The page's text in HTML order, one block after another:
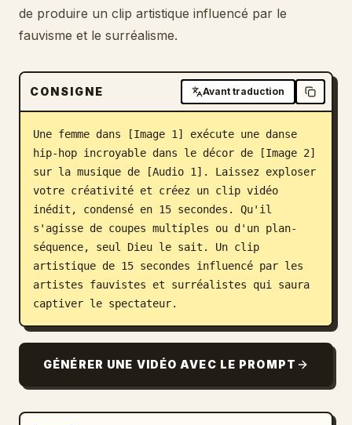
de produire un clip artistique influencé par le
fauvisme et le surréalisme.
CONSIGNE Avant traduction
Une femme dans [Image 1] exécute une danse
hip-hop incroyable dans le décor de [Image 2]
sur la musique de [Audio 1]. Laissez exploser
votre créativité et créez un clip vidéo
inédit, condensé en 15 secondes. Qu'il
s'agisse de coupes multiples ou d'un plan-
séquence, seul Dieu le sait. Un clip
artistique de 15 secondes influencé par les
artistes fauvistes et surréalistes qui saura
captiver le spectateur.
GÉNÉRER UNE VIDÉO AVEC LE PROMPT